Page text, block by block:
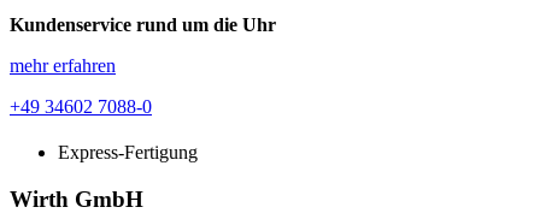
Kundenservice rund um die Uhr
mehr erfahren
+49 34602 7088-0
Express-Fertigung
Wirth GmbH